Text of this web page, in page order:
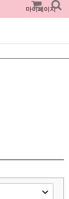
마이페이지